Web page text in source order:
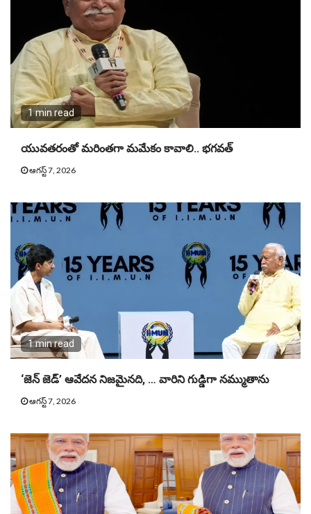
1 min read
యువతరంతో మరింతగా మమేకం కావాలి.. భగవత్
ఆగస్ట్ 7, 2026
1 min read
‘జెన్ జెడ్’ ఆవేదన నిజమైనది, … వారిని గుడ్డిగా నమ్ముతాను
ఆగస్ట్ 7, 2026